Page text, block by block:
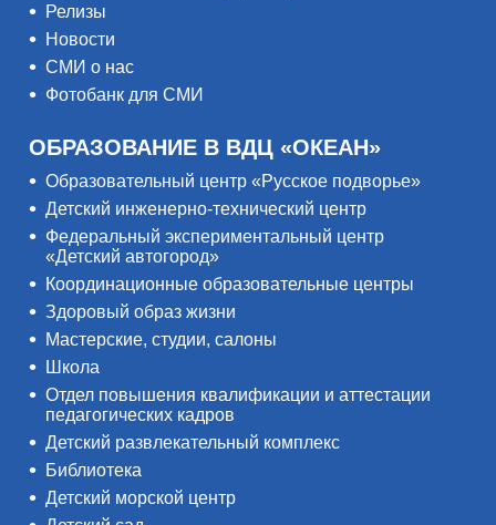
Релизы
Новости
СМИ о нас
Фотобанк для СМИ
ОБРАЗОВАНИЕ В ВДЦ «ОКЕАН»
Образовательный центр «Русское подворье»
Детский инженерно-технический центр
Федеральный экспериментальный центр
«Детский автогород»
Координационные образовательные центры
Здоровый образ жизни
Мастерские, студии, салоны
Школа
Отдел повышения квалификации и аттестации
педагогических кадров
Детский развлекательный комплекс
Библиотека
Детский морской центр